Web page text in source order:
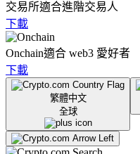
交易所適合進階交易人
下載
Onchain適合 web3 愛好者
下載
繁體中文
全球